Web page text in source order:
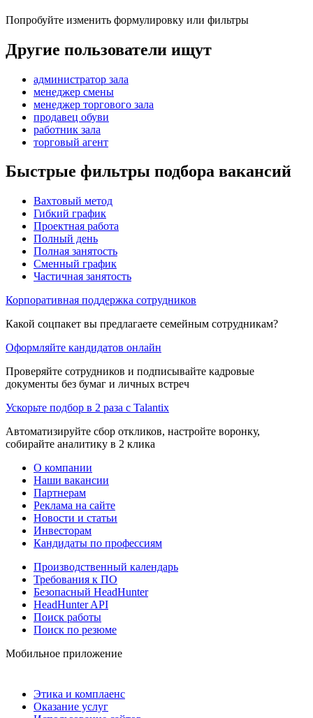
Попробуйте изменить формулировку или фильтры
Другие пользователи ищут
администратор зала
менеджер смены
менеджер торгового зала
продавец обуви
работник зала
торговый агент
Быстрые фильтры подбора вакансий
Вахтовый метод
Гибкий график
Проектная работа
Полный день
Полная занятость
Сменный график
Частичная занятость
Корпоративная поддержка сотрудников
Какой соцпакет вы предлагаете семейным сотрудникам?
Оформляйте кандидатов онлайн
Проверяйте сотрудников и подписывайте кадровые
документы без бумаг и личных встреч
Ускорьте подбор в 2 раза с Talantix
Автоматизируйте сбор откликов, настройте воронку,
собирайте аналитику в 2 клика
О компании
Наши вакансии
Партнерам
Реклама на сайте
Новости и статьи
Инвесторам
Кандидаты по профессиям
Производственный календарь
Требования к ПО
Безопасный HeadHunter
HeadHunter API
Поиск работы
Поиск по резюме
Мобильное приложение
Этика и комплаенс
Оказание услуг